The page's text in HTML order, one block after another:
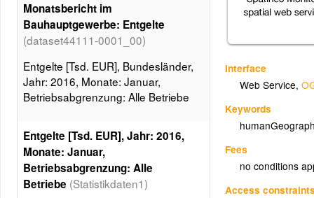
Interface
Web Service,
Keywords
Fees
no conditions
Access
Monatsbericht im
Bauhauptgewerbe: Entgelte
(dataset44111-0001_00)
Entgelte [Tsd. EUR], Bundesländer,
Jahr: 2016, Monate: Januar,
Betriebsabgrenzung: Alle Betriebe
Entgelte [Tsd. EUR], Jahr: 2016,
Monate: Januar,
Betriebsabgrenzung: Alle
Betriebe (Statistikdaten1)